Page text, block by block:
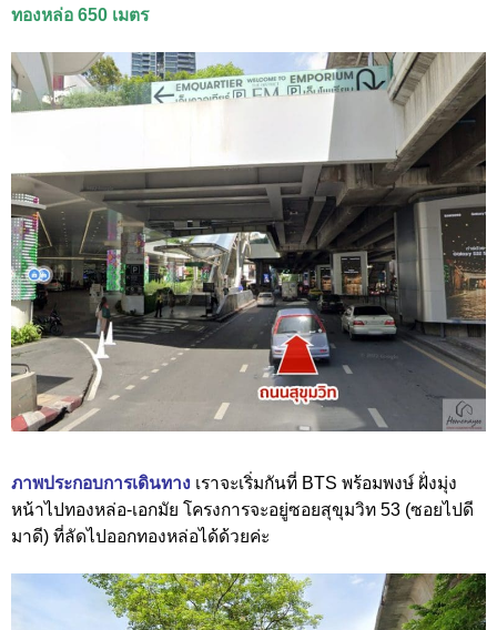
ทองหล่อ 650 เมตร
ภาพประกอบการเดินทาง เราจะเริ่มกันที่ BTS พร้อมพงษ์ ฝั่งมุ่ง
หน้าไปทองหล่อ-เอกมัย โครงการจะอยู่ซอยสุขุมวิท 53 (ซอยไปดี
มาดี) ที่ลัดไปออกทองหล่อได้ด้วยค่ะ